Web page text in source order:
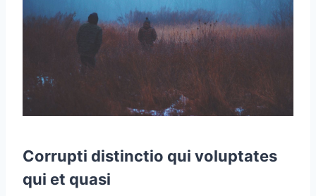
Corrupti distinctio qui voluptates
qui et quasi